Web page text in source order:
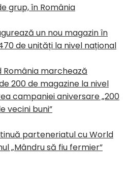
grup, în România
un nou magazin în
de unități la nivel național
România marchează
200 de magazine la nivel
campaniei aniversare „200
vecini buni”
parteneriatul cu World
„Mândru să fiu fermier”